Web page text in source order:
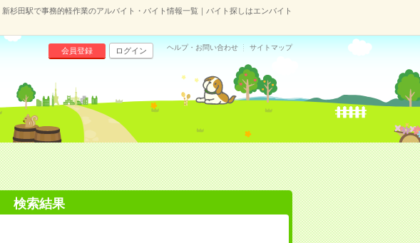
新杉田駅で事務的軽作業のアルバイト・バイト情報一覧｜バイト探しはエンバイト
会員登録 ログイン ヘルプ・お問い合わせ サイトマップ
検索結果